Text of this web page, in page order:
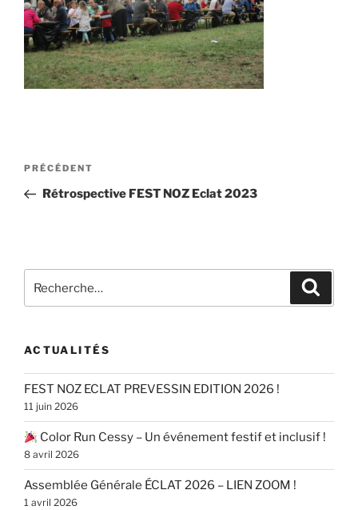
Navigation
l’article
Article
précédent
PRÉCÉDENT
Rétrospective FEST NOZ Eclat 2023
pour
ACTUALITÉS
FEST NOZ ECLAT PREVESSIN EDITION 2026 !
11 juin 2026
Color Run Cessy – Un événement festif et inclusif !
8 avril 2026
Assemblée Générale ÉCLAT 2026 – LIEN ZOOM !
1 avril 2026